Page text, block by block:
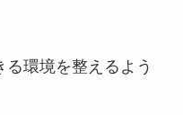
環境を整えるよう